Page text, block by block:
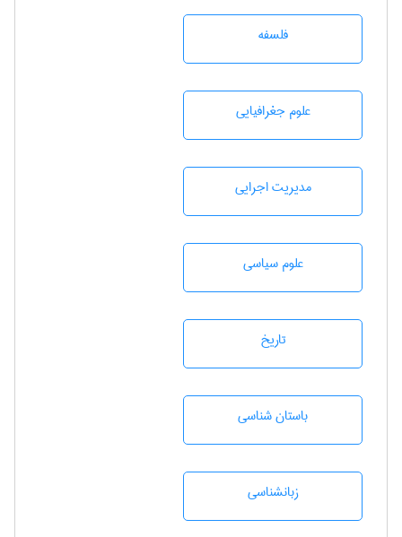
فلسفه
علوم جغرافيايی
مديريت اجرايی
علوم سياسی
تاريخ
باستان شناسی
زبانشناسی